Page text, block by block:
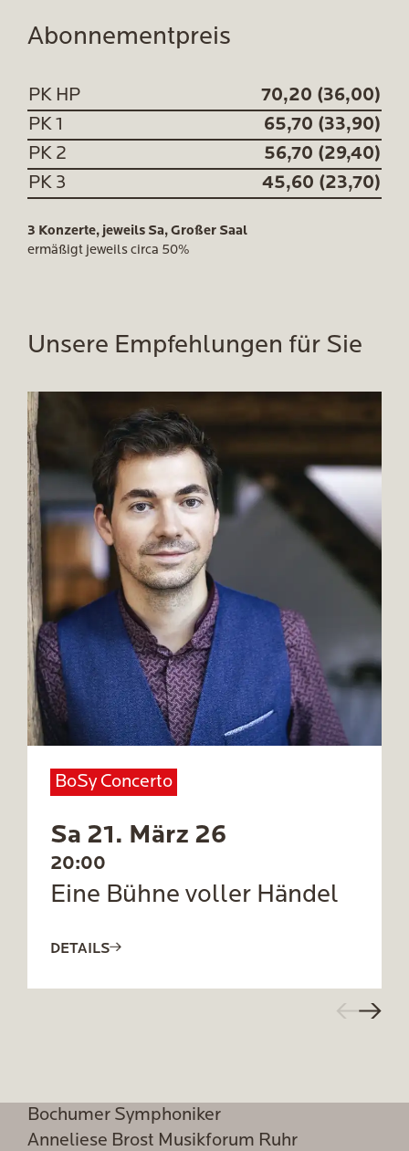
Abonnementpreis
PK HP
70,20 (36,00)
PK 1
65,70 (33,90)
PK 2
56,70 (29,40)
PK 3
45,60 (23,70)
3 Konzerte, jeweils Sa, Großer Saal
ermäßigt jeweils circa 50%
Unsere Empfehlungen für Sie
BoSy Concerto
Sa 21. März 26
20:00
Eine Bühne voller Händel
DETAILS
Bochumer Symphoniker
Anneliese Brost Musikforum Ruhr